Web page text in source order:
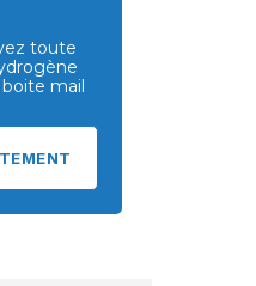
toute
mail